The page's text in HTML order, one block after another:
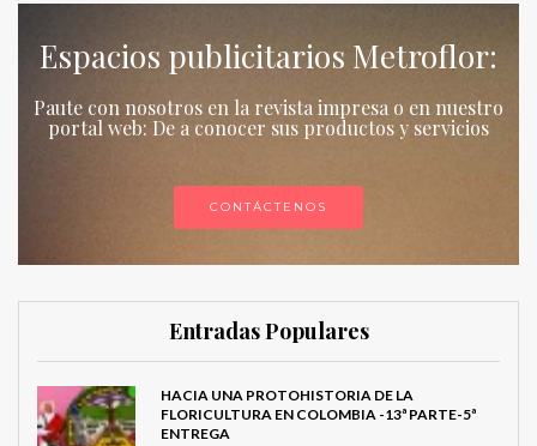
Espacios publicitarios Metroflor:
Paute con nosotros en la revista impresa o en nuestro
portal web: De a conocer sus productos y servicios
CONTÁCTENOS
Entradas Populares
HACIA UNA PROTOHISTORIA DE LA
FLORICULTURA EN COLOMBIA -13ª PARTE-5ª
ENTREGA